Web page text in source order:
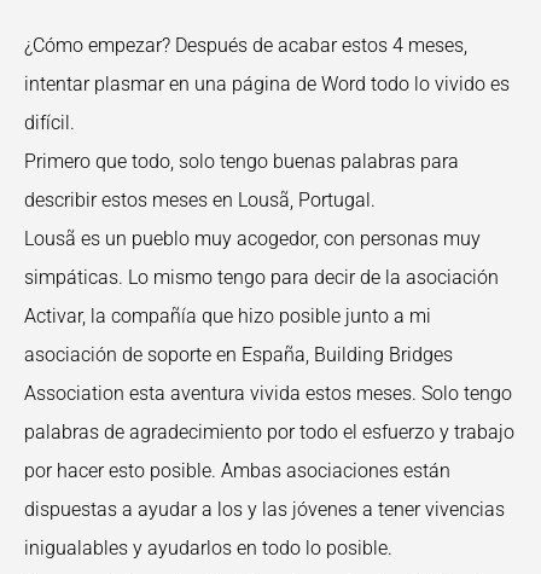
¿Cómo empezar? Después de acabar estos 4 meses,
intentar plasmar en una página de Word todo lo vivido es
difícil.
Primero que todo, solo tengo buenas palabras para
describir estos meses en Lousã, Portugal.
Lousã es un pueblo muy acogedor, con personas muy
simpáticas. Lo mismo tengo para decir de la asociación
Activar, la compañía que hizo posible junto a mi
asociación de soporte en España, Building Bridges
Association esta aventura vivida estos meses. Solo tengo
palabras de agradecimiento por todo el esfuerzo y trabajo
por hacer esto posible. Ambas asociaciones están
dispuestas a ayudar a los y las jóvenes a tener vivencias
inigualables y ayudarlos en todo lo posible.